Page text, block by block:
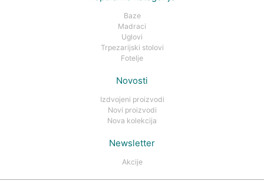
Baze
Madraci
Uglovi
Trpezarijski stolovi
Fotelje
Novosti
Izdvojeni proizvodi
Novi proizvodi
Nova kolekcija
Newsletter
Akcije